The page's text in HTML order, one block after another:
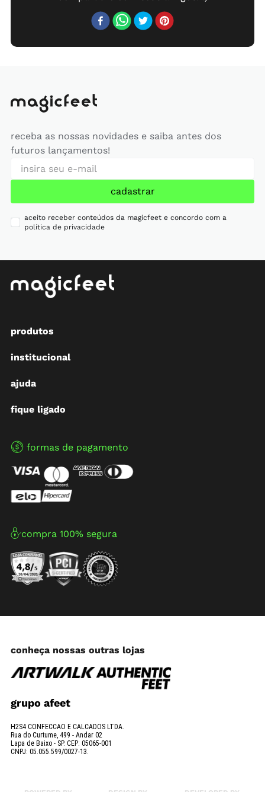
receba as nossas novidades e saiba antes dos
futuros lançamentos!
cadastrar
aceito receber conteúdos da magicfeet e concordo com a
política de privacidade
produtos
institucional
ajuda
fique ligado
formas de pagamento
compra 100% segura
conheça nossas outras lojas
grupo afeet
H2S4 CONFECCAO E CALCADOS LTDA.
Rua do Curtume, 499 - Andar 02
Lapa de Baixo - SP. CEP: 05065-001
CNPJ: 05.055.599/0027-13.